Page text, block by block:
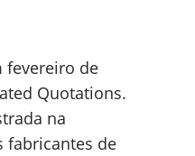
fevereiro de
Quotations.
na
fabricantes de